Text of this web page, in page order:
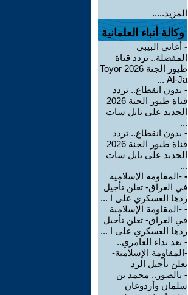
المزيد.....
وكالة أنباء العلمانية
- أغاني البيبي
المفضلة.. تردد قناة
طيور الجنة 2026 Toyor
Al-Ja ...
- بدون انقطاع.. تردد
قناة طيور الجنة 2026
الجديد على نايل سات
...
- بدون انقطاع.. تردد
قناة طيور الجنة 2026
الجديد على نايل سات
...
- -المقاومة الإسلامية
في العراق- تعلن تأجيل
ردها العسكري على ا ...
- -المقاومة الإسلامية
في العراق- تعلن تأجيل
ردها العسكري على ا ...
- بعد نداء العامري..
-المقاومة الإسلامية-
تعلن تأجيل الرد
- بالصور.. محمد بن
سلمان وأردوغان